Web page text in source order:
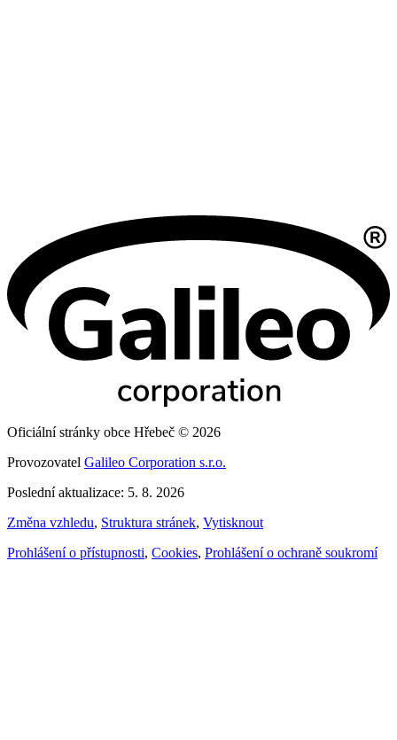
Oficiální stránky obce Hřebeč © 2026
Provozovatel Galileo Corporation s.r.o.
Poslední aktualizace: 5. 8. 2026
Změna vzhledu, Struktura stránek, Vytisknout
Prohlášení o přístupnosti, Cookies, Prohlášení o ochraně soukromí